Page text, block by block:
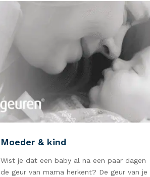
Moeder & kind
Wist je dat een baby al na een paar dagen
de geur van mama herkent? De geur van je